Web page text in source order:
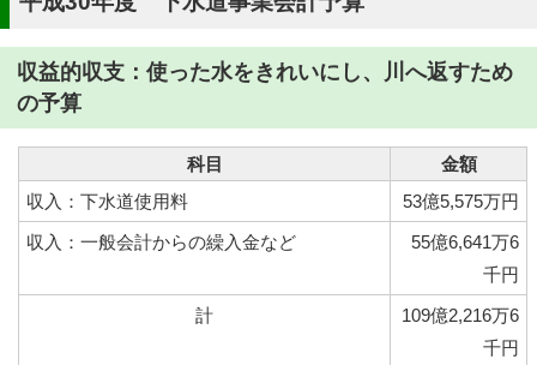
収益的収支：使った水をきれいにし、川へ返すため
の予算
科目
金額
収入：下水道使用料
53億5,575万円
収入：一般会計からの繰入金など
55億6,641万6
千円
計
109億2,216万6
千円